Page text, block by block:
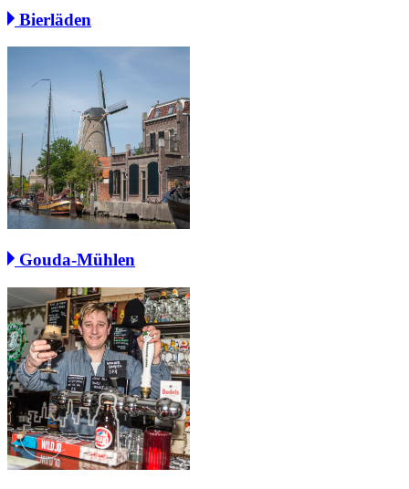
Bierläden
Gouda-Mühlen